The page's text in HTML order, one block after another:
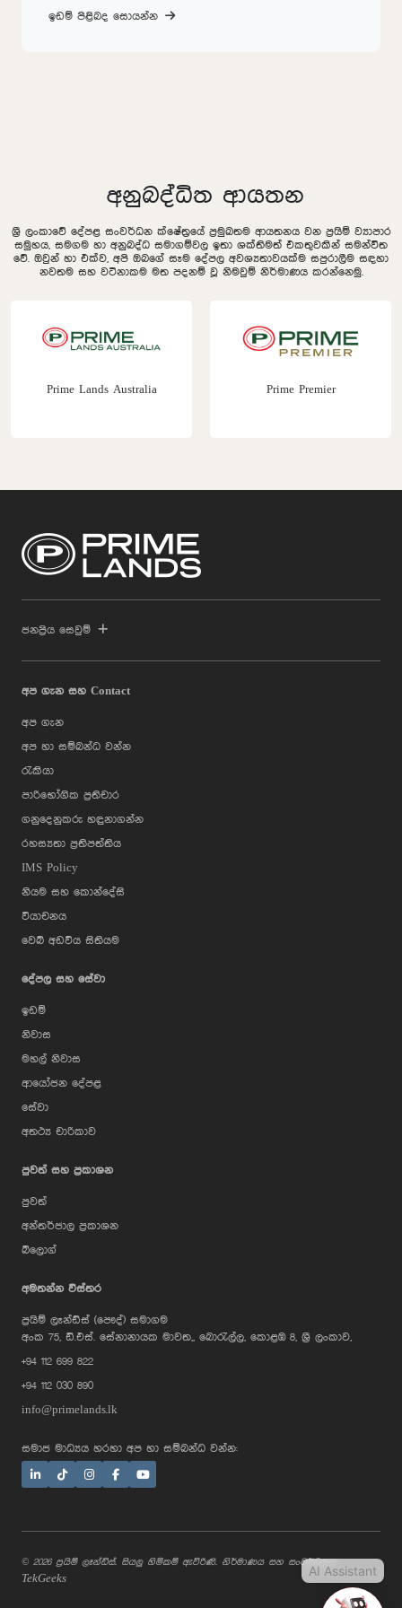
ඉඩම් පිළිබද සොයන්න
අනුබද්ධිත ආයතන
ශ්‍රී ලංකාවේ දේපළ සංවර්ධන ක්ෂේත්‍රයේ ප්‍රමුඛතම ආයතනය වන ප්‍රයිම් ව්‍යාපාර
සමුහය, සමගම හා අනුබද්ධ සමාගම්වල ඉතා ශක්තිමත් එකතුවකින් සමන්විත
වේ. ඔවුන් හා එක්ව, අපි ඔබගේ සෑම දේපල අවශ්‍යතාවයක්ම සපුරාලීම සඳහා
නවතම සහ වටිනාකම මත පදනම් වූ නිමවුම් නිර්මාණය කරන්නෙමු.
Prime Lands Australia Prime Premier
ජනප්‍රිය සෙවුම්
අප ගැන සහ Contact
අප ගැන
අප හා සම්බන්ධ වන්න
රැකියා
පාරිභෝගික ප්‍රතිචාර
ගනුදෙනුකරු හඳුනාගන්න
රහස්‍යතා ප්‍රතිපත්තිය
IMS Policy
නියම සහ කොන්දේසි
වියාචනය
වෙබ් අඩවිය සිතියම
දේපල සහ සේවා
ඉඩම්
නිවාස
මහල් නිවාස
ආයෝජන දේපළ
සේවා
අතථ්‍ය චාරිකාව
පුවත් සහ ප්‍රකාශන
පුවත්
අන්තර්ජාල ප්‍රකාශන
බ්ලොග්
අමතන්න විස්තර
ප්‍රයිම් ලෑන්ඩ්ස් (පෞද්) සමාගම
අංක 75, ඩී.එස්. සේනානායක මාවත,, බොරැල්ල, කොළඹ 8, ශ්‍රී ලංකාව,
+94 112 699 822
+94 112 030 890
info@primelands.lk
සමාජ මාධ්‍යය හරහා අප හා සම්බන්ධ වන්න:
© 2026 ප්‍රයිම් ලෑන්ඩ්ස්. සියලු හිමිකම් ඇවිරිණි. නිර්මාණය සහ සංවර්ධනය
TekGeeks
AI Assistant
Hi, I'm Prime Bee, Your AI